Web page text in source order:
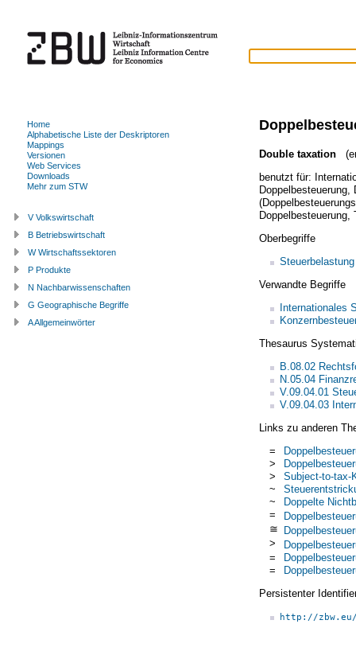
Double taxation
benutzt für:
Doppelbesteuerung,
Doppelbesteuerung,
Oberbegriffe
Steuerbelastung
Verwandte Begriffe
Internationales
Thesaurus
B.08.02
N.05.04
V.09.04.01
V.09.04.03
Links zu anderen
=
>
>
Subject-to-tax-
~
~
Doppelte
=
≅
>
=
=
Persistenter
http://
Home
Alphabetische Liste der Deskriptoren
Mappings
Versionen
Web Services
Downloads
Mehr zum STW
V Volkswirtschaft
B Betriebswirtschaft
W Wirtschaftssektoren
P Produkte
N Nachbarwissenschaften
G Geographische Begriffe
A Allgemeinwörter